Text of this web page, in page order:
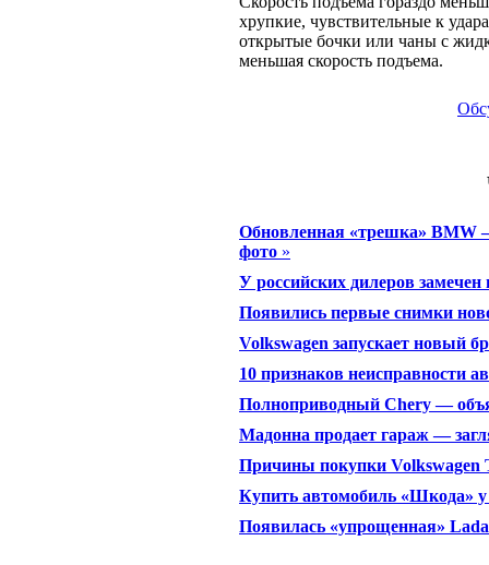
хрупкие, чувствительные к
открытые бочки или чаны с
меньшая скорость подъема.
Обновленная «трешка» BMW
фото »
У российских дилеров
Появились первые снимки
Volkswagen запускает новый
10 признаков неисправности
Полноприводный Chery —
Мадонна продает гараж —
Причины покупки Volkswagen
Купить автомобиль «Шкода» у
Появилась «упрощенная»